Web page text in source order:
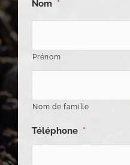
Nom *
Prénom
Nom de famille
Téléphone *